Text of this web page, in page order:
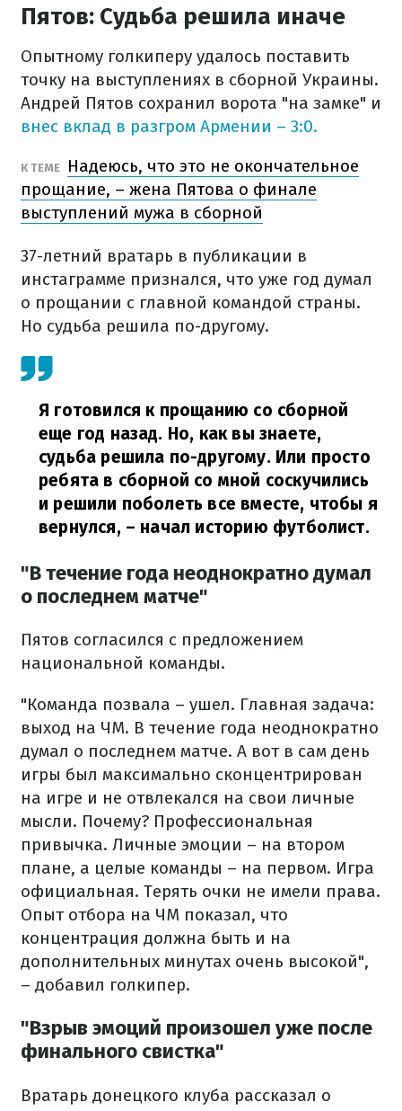
Пятов: Судьба решила иначе
Опытному голкиперу удалось поставить
точку на выступлениях в сборной Украины.
Андрей Пятов сохранил ворота "на замке" и
внес вклад в разгром Армении – 3:0.
К ТЕМЕ
Надеюсь, что это не окончательное
прощание, – жена Пятова о финале
выступлений мужа в сборной
37-летний вратарь в публикации в
инстаграмме признался, что уже год думал
о прощании с главной командой страны.
Но судьба решила по-другому.
Я готовился к прощанию со сборной
еще год назад. Но, как вы знаете,
судьба решила по-другому. Или просто
ребята в сборной со мной соскучились
и решили поболеть все вместе, чтобы я
вернулся, – начал историю футболист.
"В течение года неоднократно думал
о последнем матче"
Пятов согласился с предложением
национальной команды.
"Команда позвала – ушел. Главная задача:
выход на ЧМ. В течение года неоднократно
думал о последнем матче. А вот в сам день
игры был максимально сконцентрирован
на игре и не отвлекался на свои личные
мысли. Почему? Профессиональная
привычка. Личные эмоции – на втором
плане, а целые команды – на первом. Игра
официальная. Терять очки не имели права.
Опыт отбора на ЧМ показал, что
концентрация должна быть и на
дополнительных минутах очень высокой",
– добавил голкипер.
"Взрыв эмоций произошел уже после
финального свистка"
Вратарь донецкого клуба рассказал о